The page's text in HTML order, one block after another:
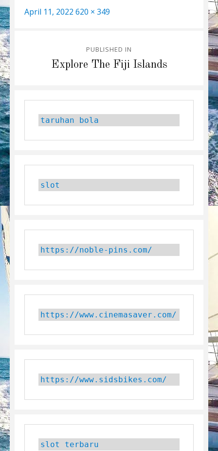
Posted
April 11, 2022 Full
620 × 349
navigation
PUBLISHED IN
Explore The Fiji Islands
taruhan bola
slot
https://noble-pins.com/
https://www.cinemasaver.com/
https://www.sidsbikes.com/
slot terbaru